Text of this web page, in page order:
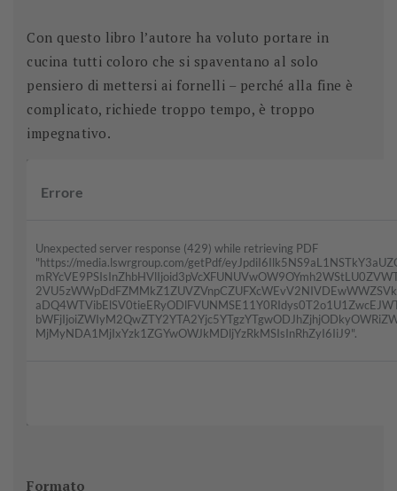
Con questo libro l’autore ha voluto portare in
cucina tutti coloro che si spaventano al solo
pensiero di mettersi ai fornelli – perché alla fine è
complicato, richiede troppo tempo, è troppo
impegnativo.
Formato